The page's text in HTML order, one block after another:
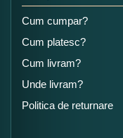
Ce nota
Cum cumpar?
Cum platesc?
Cum livram?
Unde livram?
Politica de returnare